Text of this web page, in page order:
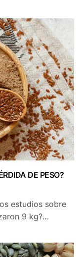
DE PESO?
estudios sobre
9 kg?…